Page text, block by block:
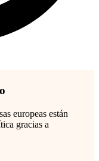
europeas están
gracias a